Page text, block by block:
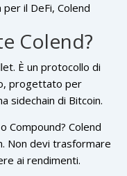
il DeFi, Colend
ed è un
del DeFi -
su Bitcoin,
Colend è uno dei
in modo concreto.
Colend?
È un protocollo di
progettato per
sidechain di Bitcoin.
guadagnando
puoi chiedere un
come garanzia.
Compound? Colend
Non devi trasformare
ai rendimenti.